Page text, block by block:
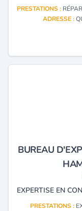
PRESTATIONS : RÉPARATION
ADRESSE :
BUREAU
PRESTATIONS :